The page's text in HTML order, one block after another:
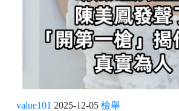
value101 2025-12-05 檢舉